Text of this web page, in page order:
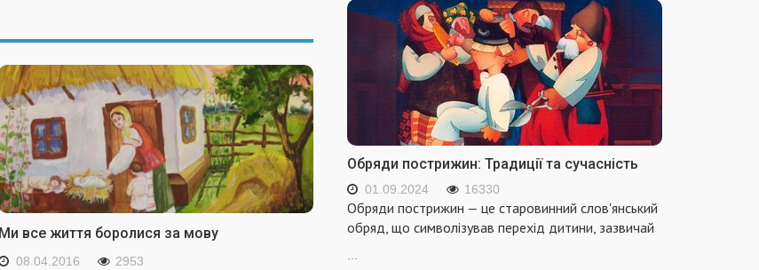
Ми все життя боролися за мову
08.04.2016 2953
Обряди пострижин: Традиції та сучасність
01.09.2024 16330
Обряди пострижин — це старовинний слов'янський
обряд, що символізував перехід дитини, зазвичай
...